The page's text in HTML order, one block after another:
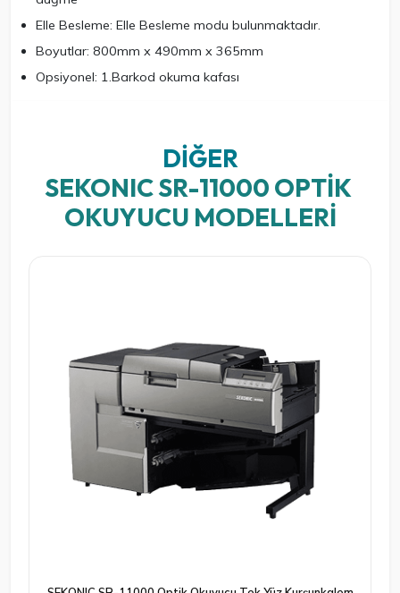
Elle Besleme: Elle Besleme modu bulunmaktadır.
Boyutlar: 800mm x 490mm x 365mm
Opsiyonel: 1.Barkod okuma kafası
DIĞER
SEKONIC SR-11000 OPTIK
OKUYUCU MODELLERI